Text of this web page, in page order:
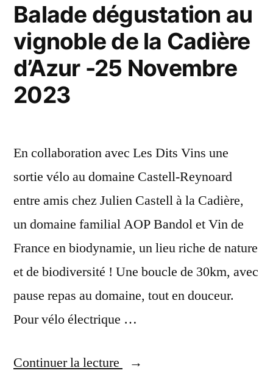
15
décembre
2023 »
Balade dégustation au
vignoble de la Cadière
d’Azur -25 Novembre
2023
En collaboration avec Les Dits Vins une
sortie vélo au domaine Castell-Reynoard
entre amis chez Julien Castell à la Cadière,
un domaine familial AOP Bandol et Vin de
France en biodynamie, un lieu riche de nature
et de biodiversité ! Une boucle de 30km, avec
pause repas au domaine, tout en douceur.
Pour vélo électrique …
Continuer la lecture
« Balade